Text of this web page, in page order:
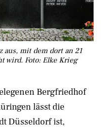
aus, mit dem dort an 21
wird. Foto: Elke Krieg
Bergfriedhof
lässt die
Düsseldorf ist,